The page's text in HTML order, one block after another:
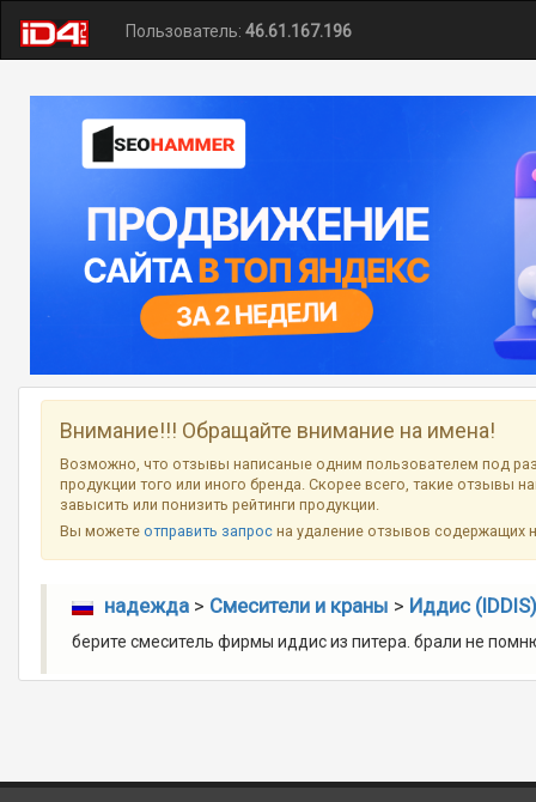
Пользователь: 46.61.167.196
Внимание!!! Обращайте внимание на имена!
Возможно, что отзывы написаные одним пользователем под
продукции того или иного бренда. Скорее всего, такие отзывы
завысить или понизить рейтинги продукции.
Вы можетеотправить запрос на удаление отзывов
надежда> Смесители и краны > Иддис
берите смеситель фирмы иддис из питера. брали не